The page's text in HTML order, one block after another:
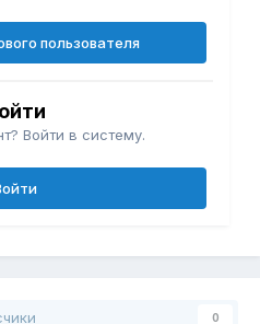
пользователя
Войти в систему.
0